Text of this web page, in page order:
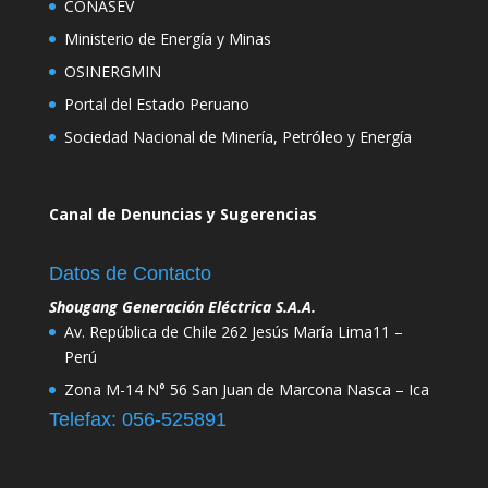
CONASEV
Ministerio de Energía y Minas
OSINERGMIN
Portal del Estado Peruano
Sociedad Nacional de Minería, Petróleo y Energía
Canal de Denuncias y Sugerencias
Datos de Contacto
Shougang Generación Eléctrica S.A.A.
Av. República de Chile 262 Jesús María Lima11 –
Perú
Zona M-14 N° 56 San Juan de Marcona Nasca – Ica
Telefax: 056-525891